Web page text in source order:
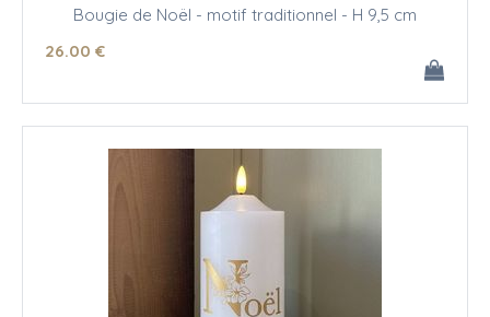
Bougie de Noël - motif traditionnel - H 9,5 cm
26.00 €